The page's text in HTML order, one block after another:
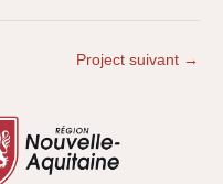
Project suivant →